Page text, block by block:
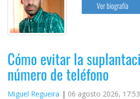
Ver biografía
Cómo evitar la
número de teléfono
Miguel Regueira 06 agosto 2026, 17:53